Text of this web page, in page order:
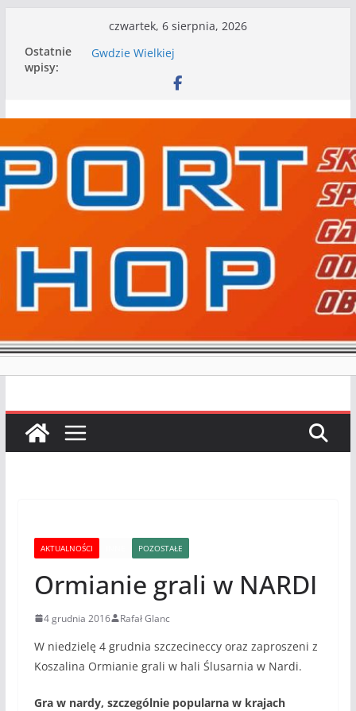
treści
czwartek, 6 sierpnia, 2026
Ostatnie
wpisy:
WKS wygrywa pierwszą edycję Ligi Szóstek w
I mamy kolejne gry kontrolne, piłkarskie
Mecz o wygraną w I Edycji Lidze Szóstek Piłki
Kolejne piłkarskie granie za nami. Grano gry
kontrolne
Kolejne gry kontrolne naszych piłkarskich
zespołów za nami
AKTUALNOŚCI POZOSTAŁE
Ormianie grali w NARDI
4 grudnia 2016 Rafał Glanc
W niedzielę 4 grudnia szczecineccy oraz zaproszeni z
Koszalina Ormianie grali w hali Ślusarnia w Nardi.
Gra w nardy, szczególnie popularna w krajach